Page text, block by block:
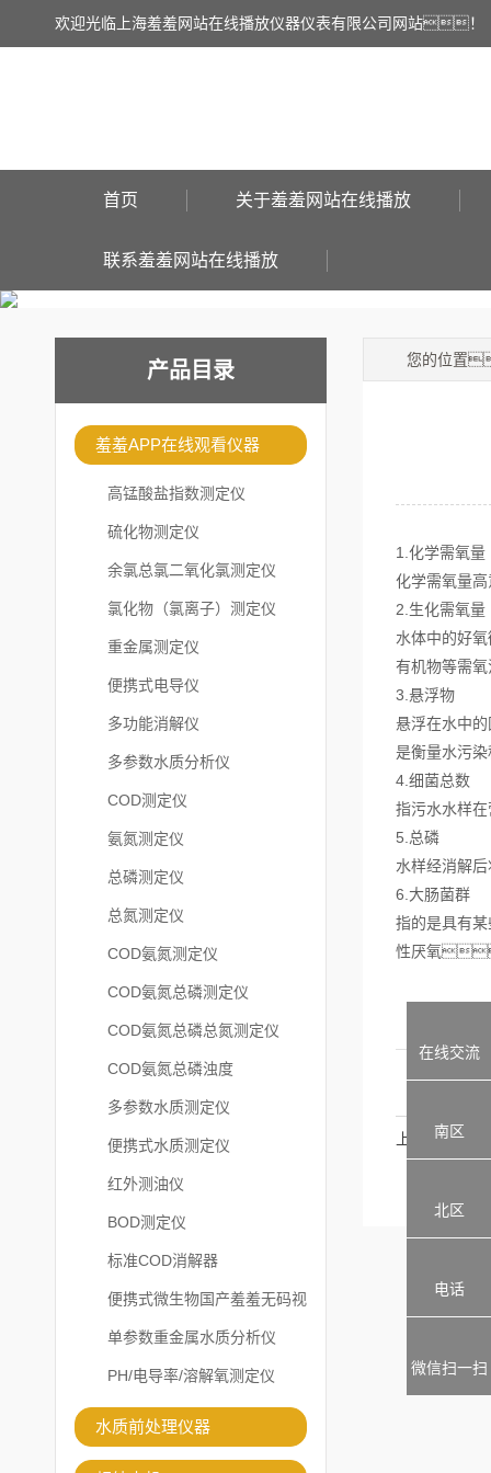
欢迎光临上海羞羞网站在线播放仪器仪表有限公司网站！
首页 关于羞羞网站在线播放
联系羞羞网站在线播放
产品目录
羞羞APP在线观看仪器
高锰酸盐指数测定仪
硫化物测定仪
余氯总氯二氧化氯测定仪
氯化物（氯离子）测定仪
重金属测定仪
便携式电导仪
多功能消解仪
多参数水质分析仪
COD测定仪
氨氮测定仪
总磷测定仪
总氮测定仪
COD氨氮测定仪
COD氨氮总磷测定仪
COD氨氮总磷总氮测定仪
COD氨氮总磷浊度
多参数水质测定仪
便携式水质测定仪
红外测油仪
BOD测定仪
标准COD消解器
便携式微生物国产羞羞无码视
频在线观看免费
单参数重金属水质分析仪
PH/电导率/溶解氧测定仪
水质前处理仪器
您的位置
1.化学需氧量
化学需氧量
2.生化需氧量
水体中的好
有机物等需
3.悬浮物
悬浮在水中
是衡量水污
4.细菌总数
指污水水样
5.总磷
水样经消解
6.大肠菌群
指的是具有
性厌氧
上一篇
在线交流
南区
北区
电话
微信扫一扫